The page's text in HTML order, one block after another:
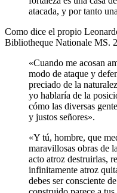
atacada, y por tanto
Como dice el propio
Bibliotheque Nationale MS.
«Cuando me acosan
modo de ataque y
preciado de la
yo hablaría de la
cómo las diversas
y justos señores».
«Y tú, hombre, que
maravillosas obras de
acto atroz destruirlas,
infinitamente atroz
debes ser consciente